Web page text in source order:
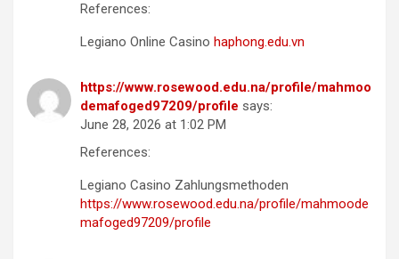
References:
Legiano Online Casino haphong.edu.vn
https://www.rosewood.edu.na/profile/mahmoo
demafoged97209/profile says:
June 28, 2026 at 1:02 PM
References:
Legiano Casino Zahlungsmethoden
https://www.rosewood.edu.na/profile/mahmoode
mafoged97209/profile